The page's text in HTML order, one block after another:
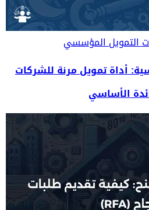
التمويل المؤسسي
أداة تمويل مرنة للشركات
الأساسي